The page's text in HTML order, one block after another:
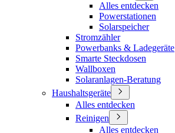
Alles entdecken
Powerstationen
Solarspeicher
Stromzähler
Powerbanks & Ladegeräte
Smarte Steckdosen
Wallboxen
Solaranlagen-Beratung
Haushaltsgeräte
Alles entdecken
Reinigen
Alles entdecken